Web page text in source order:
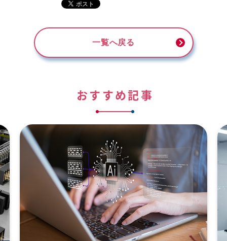
一覧へ戻る
おすすめ記事